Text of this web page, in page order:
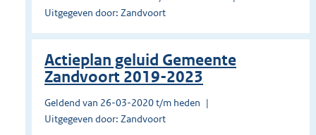
Uitgegeven door: Zandvoort
Actieplan geluid Gemeente
Zandvoort 2019-2023
Geldend van 26-03-2020 t/m heden
Uitgegeven door: Zandvoort